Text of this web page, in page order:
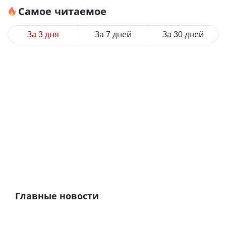
Самое читаемое
За 3 дня За 7 дней За 30 дней
Главные новости